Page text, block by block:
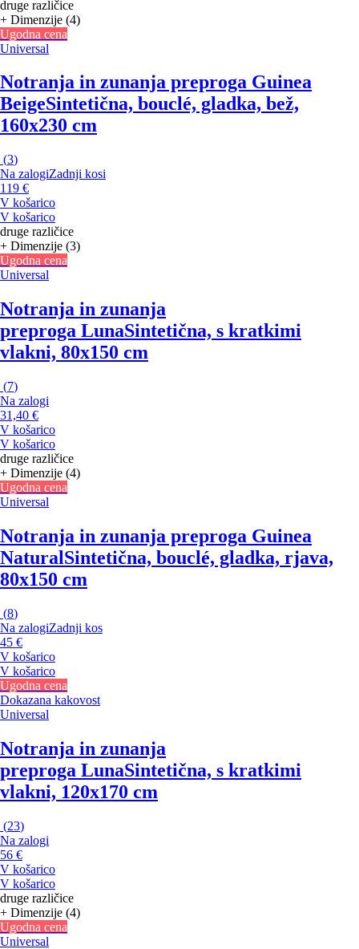
druge različice
+ Dimenzije (4)
Ugodna cena
Universal
Notranja in zunanja preproga Guinea
BeigeSintetična, bouclé, gladka, bež,
160x230 cm
(3)
Na zalogiZadnji kosi
119 €
V košarico
V košarico
druge različice
+ Dimenzije (3)
Ugodna cena
Universal
Notranja in zunanja
preproga LunaSintetična, s kratkimi
vlakni, 80x150 cm
(7)
Na zalogi
31,40 €
V košarico
V košarico
druge različice
+ Dimenzije (4)
Ugodna cena
Universal
Notranja in zunanja preproga Guinea
NaturalSintetična, bouclé, gladka, rjava,
80x150 cm
(8)
Na zalogiZadnji kos
45 €
V košarico
V košarico
Ugodna cena
Dokazana kakovost
Universal
Notranja in zunanja
preproga LunaSintetična, s kratkimi
vlakni, 120x170 cm
(23)
Na zalogi
56 €
V košarico
V košarico
druge različice
+ Dimenzije (4)
Ugodna cena
Universal